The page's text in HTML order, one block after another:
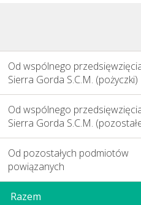
Zarządzanie
Od wspólnego
Sierra Gorda S.C.M. (pożyczki)
Od wspólnego
Sierra Gorda S.C.M.
Od pozostałych podmiotów
powiązanych
Razem